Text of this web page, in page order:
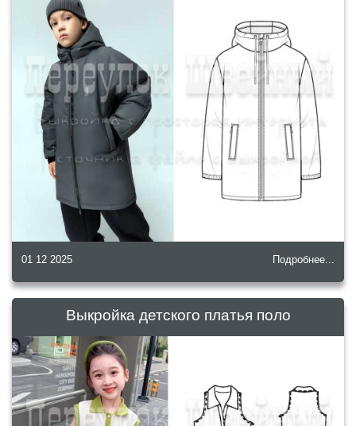
01 12 2025 Подробнее...
Выкройка детского платья поло